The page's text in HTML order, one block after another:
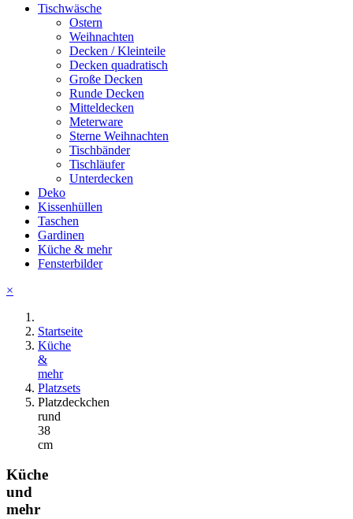
Tischwäsche
Ostern
Weihnachten
Decken / Kleinteile
Decken quadratisch
Große Decken
Runde Decken
Mitteldecken
Meterware
Sterne Weihnachten
Tischbänder
Tischläufer
Unterdecken
Deko
Kissenhüllen
Taschen
Gardinen
Küche & mehr
Fensterbilder
×
Startseite
Küche
&
mehr
Platzsets
Platzdeckchen
rund
38
cm
Küche
und
mehr